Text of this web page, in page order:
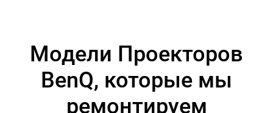
Модели Проекторов
BenQ, которые мы
ремонтируем